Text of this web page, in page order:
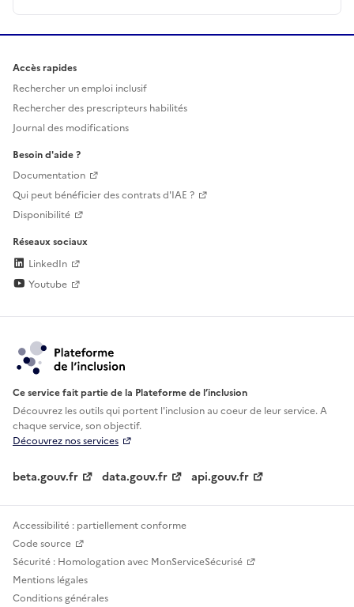
Accès rapides
Rechercher un emploi inclusif
Rechercher des prescripteurs habilités
Journal des modifications
Besoin d'aide ?
Documentation
Qui peut bénéficier des contrats d'IAE ?
Disponibilité
Réseaux sociaux
LinkedIn
Youtube
Ce service fait partie de la Plateforme de l’inclusion
Découvrez les outils qui portent l'inclusion aucoeur de leur service. A
chaque service, son objectif.
Découvrez nos services
beta.gouv.fr data.gouv.fr api.gouv.fr
Accessibilité : partiellement conforme
Code source
Sécurité : Homologation avec MonServiceSécurisé
Mentions légales
Conditions générales